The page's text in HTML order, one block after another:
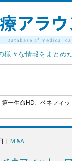
様々な情報をまとめ
第一生命HD、ベネフィッ
|M&A